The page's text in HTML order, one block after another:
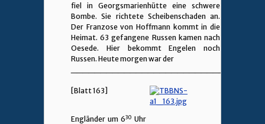
fiel in Georgsmarienhütte eine schwere
Bombe. Sie richtete Scheibenschaden an.
Der Franzose von Hoffmann kommt in die
Heimat. 63 gefangene Russen kamen nach
Oesede. Hier bekommt Engelen noch
Russen. Heute morgen war der
[Blatt 163]
Engländer um 630 Uhr